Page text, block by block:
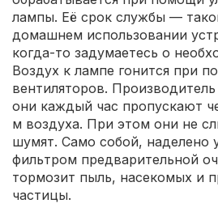
лампы. Её срок службы —
домашнем использовании
когда-то задумаетесь о
Воздух к лампе гонится при
вентиляторов.
они каждый час пропускают
м воздуха. При этом они не
шумят. Само собой, наделено
фильтром предварительной
тормозит пыль, насекомых и
частицы.